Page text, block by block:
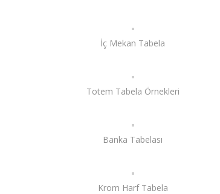
İç Mekan Tabela
Totem Tabela Örnekleri
Banka Tabelası
Krom Harf Tabela